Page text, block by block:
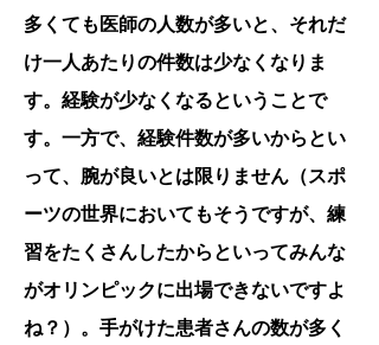
多くても医師の人数が多いと、それだ
け一人あたりの件数は少なくなりま
す。経験が少なくなるということで
す。一方で、経験件数が多いからとい
って、腕が良いとは限りません（スポ
ーツの世界においてもそうですが、練
習をたくさんしたからといってみんな
がオリンピックに出場できないですよ
ね？）。手がけた患者さんの数が多く